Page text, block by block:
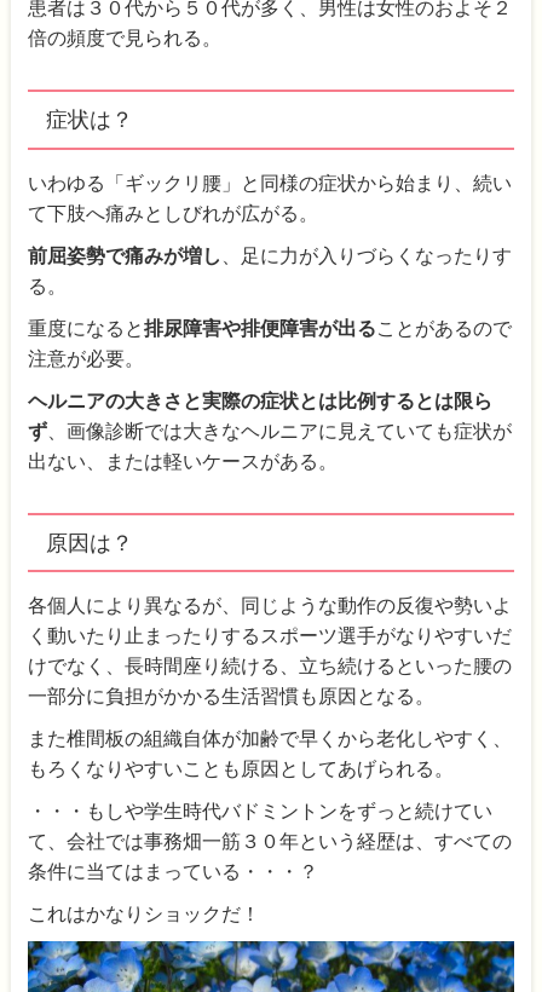
患者は３０代から５０代が多く、男性は女性のおよそ２
倍の頻度で見られる。
症状は？
いわゆる「ギックリ腰」と同様の症状から始まり、続い
て下肢へ痛みとしびれが広がる。
前屈姿勢で痛みが増し
、足に力が入りづらくなったりす
る。
重度になると排尿障害や排便障害が出ることがあるので
注意が必要。
ヘルニアの大きさと実際の症状とは比例するとは限ら
ず 、画像診断では大きなヘルニアに見えていても症状が
出ない、または軽いケースがある。
原因は？
各個人により異なるが、同じような動作の反復や勢いよ
く動いたり止まったりするスポーツ選手がなりやすいだ
けでなく、長時間座り続ける、立ち続けるといった腰の
一部分に負担がかかる生活習慣も原因となる。
また椎間板の組織自体が加齢で早くから老化しやすく、
もろくなりやすいことも原因としてあげられる。
・・・もしや学生時代バドミントンをずっと続けてい
て、会社では事務畑一筋３０年という経歴は、すべての
条件に当てはまっている・・・？
これはかなりショックだ！